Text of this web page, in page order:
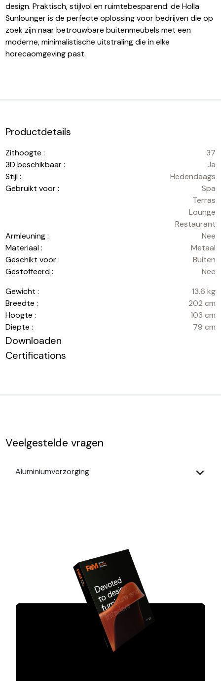
design. Praktisch, stijlvol en ruimtebesparend: de Holla
Sunlounger is de perfecte oplossing voor bedrijven die op
zoek zijn naar betrouwbare buitenmeubels met een
moderne, minimalistische uitstraling die in elke
horecaomgeving past.
Productdetails
Zithoogte :
37
3D beschikbaar :
Ja
Stijl :
Hedendaags
Gebruikt voor :
Spa
Terras
Lounge
Restaurant
Armleuning :
Nee
Materiaal :
Metaal
Geschikt voor :
Buiten
Gestoffeerd :
Nee
Gewicht :
13.6 kg
Breedte :
202 cm
Hoogte :
103 cm
Diepte :
79 cm
Downloaden
Certifications
Veelgestelde vragen
Aluminiumverzorging